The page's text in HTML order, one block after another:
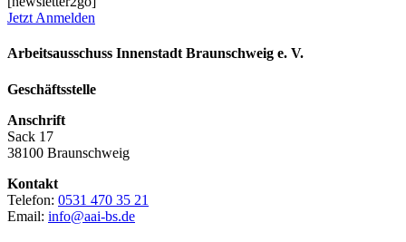
Jetzt Anmelden
Arbeitsausschuss Innenstadt Braunschweig e. V.
Geschäftsstelle
Anschrift
Sack 17
38100 Braunschweig
Kontakt
Telefon: 0531 470 35 21
Email: info@aai-bs.de